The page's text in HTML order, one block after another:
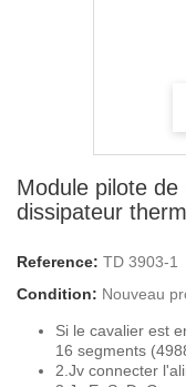
Module pilote
dissipateur
Reference: TD 3903-1
Condition: Nouveau
Si le cavalier est
16 segments
2.Jv connecter